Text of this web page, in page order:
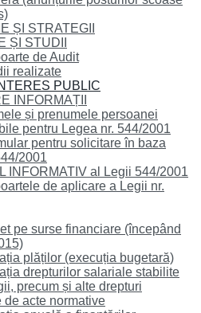
ȘI STRATEGII
ȘI STUDII
de Audit
realizate
PUBLIC
INFORMAȚII
și prenumele persoanei
pentru Legea nr. 544/2001
pentru solicitare în baza
2001
INFORMATIV al Legii 544/2001
de aplicare a Legii nr.
pe surse financiare (începând
plăților (execuția bugetară)
drepturilor salariale stabilite
precum și alte drepturi
de acte normative